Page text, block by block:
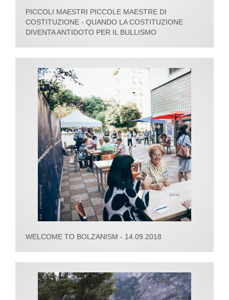
PICCOLI MAESTRI PICCOLE MAESTRE DI
COSTITUZIONE - QUANDO LA COSTITUZIONE
DIVENTA ANTIDOTO PER IL BULLISMO
WELCOME TO BOLZANISM - 14.09.2018